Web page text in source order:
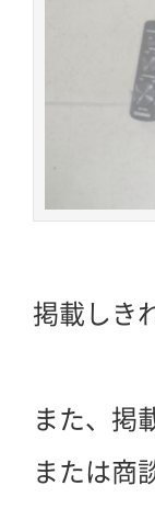
掲載しき
また、掲
または商